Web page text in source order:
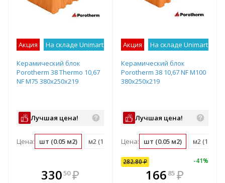
Акция На складе Unimart Лучшее предложение
Керамический блок
Porotherm 38 Thermo 10,67
NF М75 380х250х219
Лучшая цена!
Цена: шт (0.05 м2) м2 (18.3 шт) м3 (48.1 шт) поддон (60
33050 ₽
В комплекте
Акция На складе Unimart
Керамический блок
Porotherm 38 10,67 NF М100
380х250х219
Лучшая цена!
Цена: шт (0.05 м2) м2 (18.3
28280
282.80₽ -41%
166 85 ₽